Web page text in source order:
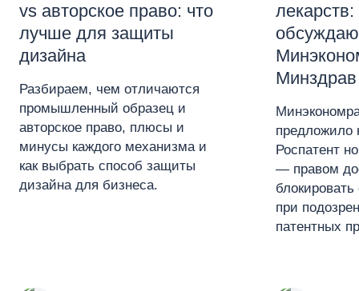
vs авторское право: что
лучше для защиты
дизайна
Разбираем, чем отличаются
промышленный образец и
авторское право, плюсы и
минусы каждого механизма и
как выбрать способ защиты
дизайна для бизнеса.
лекарств:
Минздрав
предложило
Роспатент
— правом
блокировать
при
патентных